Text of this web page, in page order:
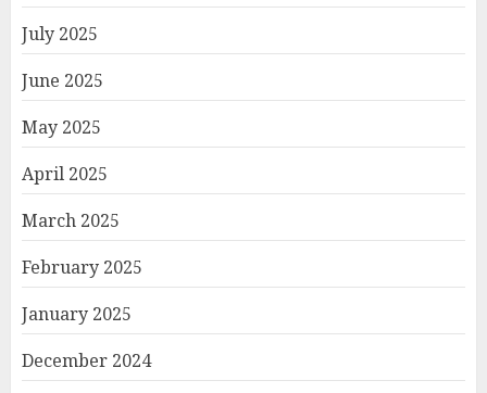
July 2025
June 2025
May 2025
April 2025
March 2025
February 2025
January 2025
December 2024